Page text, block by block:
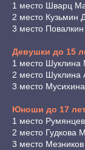
1 место Шварц
2 место Кузьмин
3 место Повалкин
Девушки до 15
1 место Шуклина
2 место Шуклина
3 место
Юноши до 17
1 место
2 место Гудкова
3 место